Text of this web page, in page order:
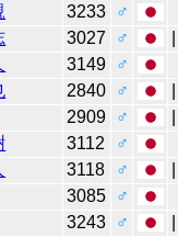
3233
♂
3027 ♂
3149
♂
2840 ♂
2909 ♂
3112
♂
3118 ♂
3085
♂
3243 ♂